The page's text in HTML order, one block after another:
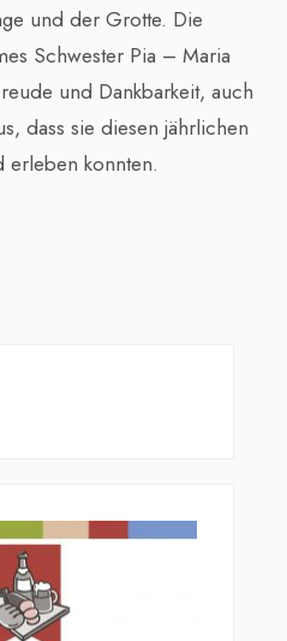
und der Grotte. Die
Schwester Pia – Maria
und Dankbarkeit, auch
dass sie diesen jährlichen
erleben konnten.